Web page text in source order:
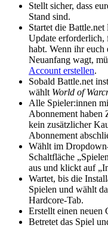
Stellt sicher, dass
Stand sind.
Startet die
Update erforderlich,
habt. Wenn ihr euch
Neuanfang wagt,
Account erstellen.
Sobald Battle.net
wählt World of
Alle Spieler:innen
Abonnement haben
kein zusätzlicher
Abonnement
Wählt im
Schaltfläche
aus und klickt auf
Wartet, bis die
Spielen und wählt
Hardcore-Tab.
Erstellt einen neuen
Betretet das Spiel